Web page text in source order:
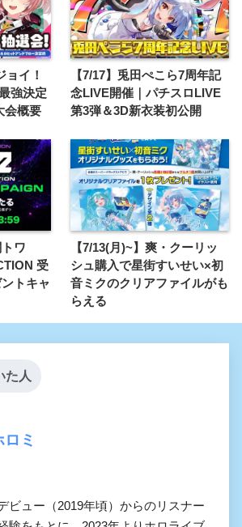
ョイ！
強決定
会概要
【7/17】兎田ぺこら7周年記
念LIVE開催｜パチスロLIVE
第3弾＆3D新衣装初公開
ワ
受
トキャ
【7/13(月)~】爽・クーリッ
シュ購入で星街すいせい×初
音ミクのクリアファイルがも
らえる
た人
ロミ
ビュー（2019年頃）からのリスナー